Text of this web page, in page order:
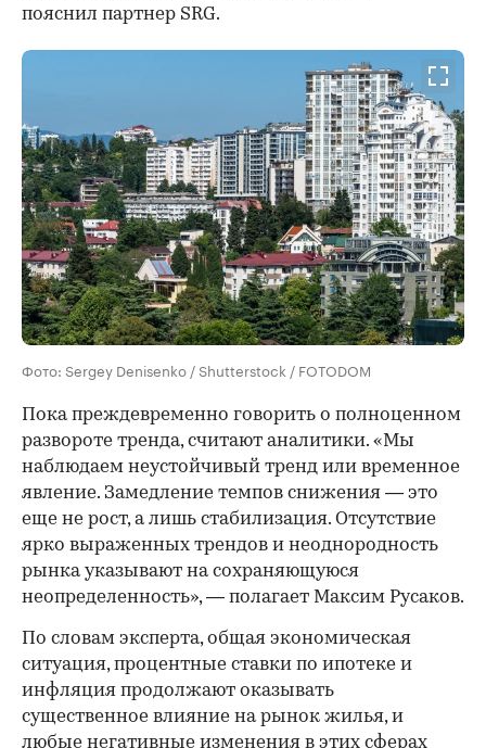
пояснил партнер SRG.
Фото: Sergey Denisenko / Shutterstock / FOTODOM
Пока преждевременно говорить о полноценном
развороте тренда, считают аналитики. «Мы
наблюдаем неустойчивый тренд или временное
явление. Замедление темпов снижения — это
еще не рост, а лишь стабилизация. Отсутствие
ярко выраженных трендов и неоднородность
рынка указывают на сохраняющуюся
неопределенность», — полагает Максим Русаков.
По словам эксперта, общая экономическая
ситуация, процентные ставки по ипотеке и
инфляция продолжают оказывать
существенное влияние на рынок жилья, и
любые негативные изменения в этих сферах